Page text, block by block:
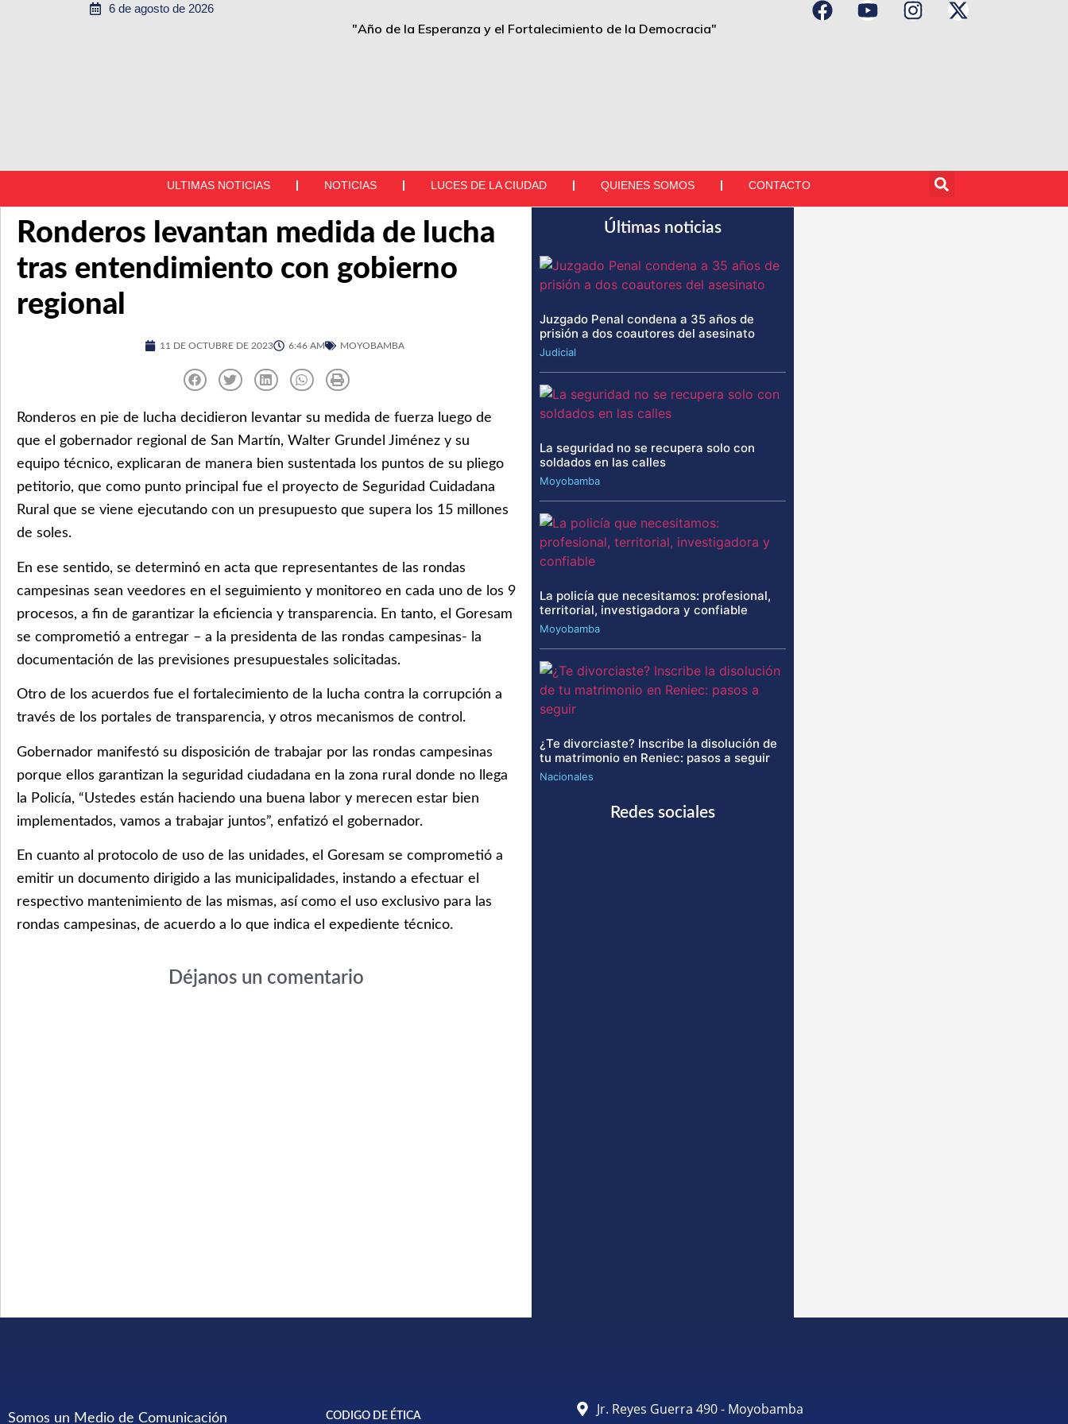
6 de agosto de 2026
"Año de la Esperanza y el Fortalecimiento de la Democracia"
ULTIMAS NOTICIAS NOTICIAS LUCES DE LA CIUDAD QUIENES SOMOS CONTACTO
Ronderos levantan medida de lucha
tras entendimiento con gobierno
regional
11 DE OCTUBRE DE 2023 6:46 AM MOYOBAMBA
Ronderos en pie de lucha decidieron levantar su medida de fuerza luego de
que el gobernador regional de San Martín, Walter Grundel Jiménez y su
equipo técnico, explicaran de manera bien sustentada los puntos de su pliego
petitorio, que como punto principal fue el proyecto de Seguridad Cuidadana
Rural que se viene ejecutando con un presupuesto que supera los 15 millones
de soles.
En ese sentido, se determinó en acta que representantes de las rondas
campesinas sean veedores en el seguimiento y monitoreo en cada uno de los 9
procesos, a fin de garantizar la eficiencia y transparencia. En tanto, el Goresam
se comprometió a entregar – a la presidenta de las rondas campesinas- la
documentación de las previsiones presupuestales solicitadas.
Otro de los acuerdos fue el fortalecimiento de la lucha contra la corrupción a
través de los portales de transparencia, y otros mecanismos de control.
Gobernador manifestó su disposición de trabajar por las rondas campesinas
porque ellos garantizan la seguridad ciudadana en la zona rural donde no llega
la Policía, “Ustedes están haciendo una buena labor y merecen estar bien
implementados, vamos a trabajar juntos”, enfatizó el gobernador.
En cuanto al protocolo de uso de las unidades, el Goresam se comprometió a
emitir un documento dirigido a las municipalidades, instando a efectuar el
respectivo mantenimiento de las mismas, así como el uso exclusivo para las
rondas campesinas, de acuerdo a lo que indica el expediente técnico.
Déjanos un comentario
Últimas noticias
Juzgado Penal condena a 35 años de
prisión a dos coautores del asesinato
Judicial
La seguridad no se recupera solo con
soldados en las calles
Moyobamba
La policía que necesitamos: profesional,
territorial, investigadora y confiable
Moyobamba
¿Te divorciaste? Inscribe la disolución de
tu matrimonio en Reniec: pasos a seguir
Nacionales
Redes sociales
Somos un Medio de Comunicación CODIGO DE ÉTICA Jr. Reyes Guerra 490 - Moyobamba